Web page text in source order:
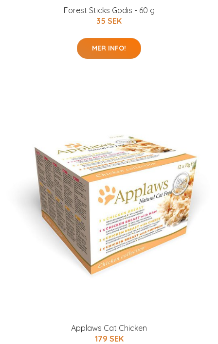
Forest Sticks Godis - 60 g
35 SEK
MER INFO!
Applaws Cat Chicken
179 SEK